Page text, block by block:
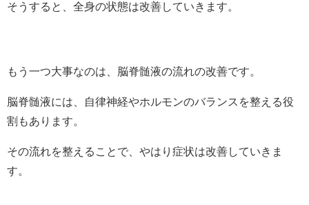
そうすると、全身の状態は改善していきます。
もう一つ大事なのは、脳脊髄液の流れの改善です。
脳脊髄液には、自律神経やホルモンのバランスを整える役
割もあります。
その流れを整えることで、やはり症状は改善していきま
す。